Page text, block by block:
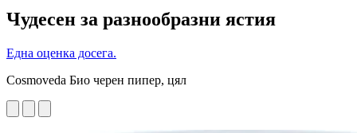
Чудесен за разнообразни ястия
Една оценка досега.
Cosmoveda Био черен пипер, цял